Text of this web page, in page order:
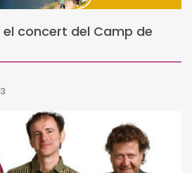
el concert del Camp de